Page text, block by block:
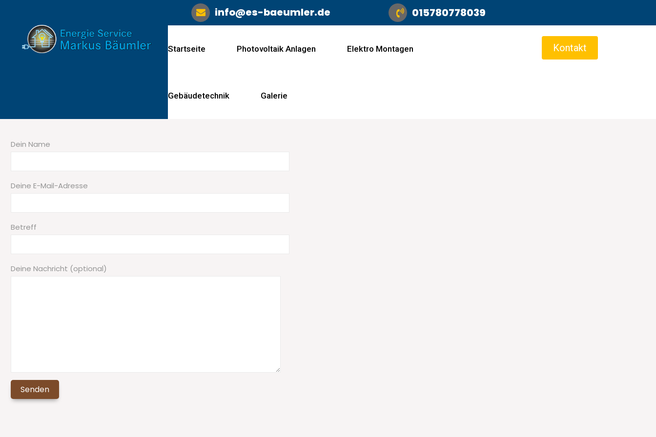
info@es-baeumler.de 015780778039
Startseite Photovoltaik Anlagen Elektro Montagen
Gebäudetechnik Galerie
Kontakt
Dein Name
Deine E-Mail-Adresse
Betreff
Deine Nachricht (optional)